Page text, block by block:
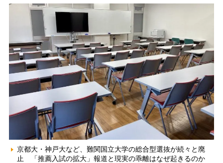
京都大・神戸大など、難関国立大学の総合型選抜が続々と廃
止 「推薦入試の拡大」報道と現実の乖離はなぜ起きるのか